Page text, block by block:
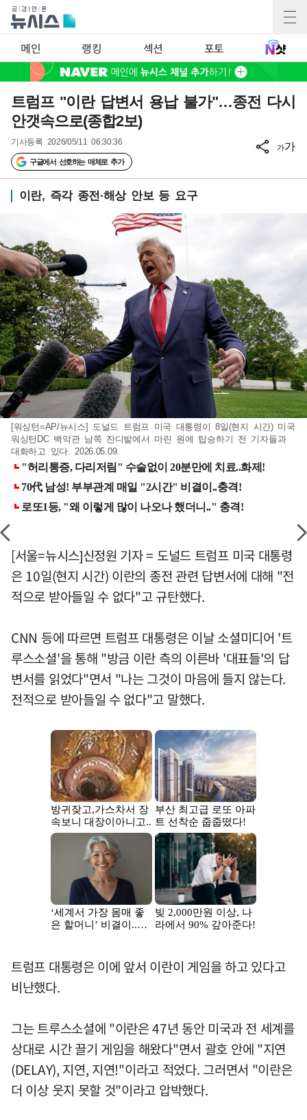
메인 랭킹 섹션 포토
트럼프 "이란 답변서 용납 불가"…종전 다시
안갯속으로(종합2보)
기사등록 2026/05/11 06:30:36
구글에서 선호하는 매체로 추가
가가
이란, 즉각 종전·해상 안보 등 요구
[워싱턴=AP/뉴시스] 도널드 트럼프 미국 대통령이 8일(현지 시간) 미국
워싱턴DC 백악관 남쪽 잔디밭에서 마린 원에 탑승하기 전 기자들과
대화하고 있다. 2026.05.09.
[서울=뉴시스]신정원 기자 = 도널드 트럼프 미국 대통령
은 10일(현지 시간) 이란의 종전 관련 답변서에 대해 "전
적으로 받아들일 수 없다"고 규탄했다.
CNN 등에 따르면 트럼프 대통령은 이날 소셜미디어 '트
루스소셜'을 통해 "방금 이란 측의 이른바 '대표들'의 답
변서를 읽었다"면서 "나는 그것이 마음에 들지 않는다.
전적으로 받아들일 수 없다"고 말했다.
트럼프 대통령은 이에 앞서 이란이 게임을 하고 있다고
비난했다.
그는 트루스소셜에 "이란은 47년 동안 미국과 전 세계를
상대로 시간 끌기 게임을 해왔다"면서 괄호 안에 "지연
(DELAY), 지연, 지연!"이라고 적었다. 그러면서 "이란은
더 이상 웃지 못할 것"이라고 압박했다.